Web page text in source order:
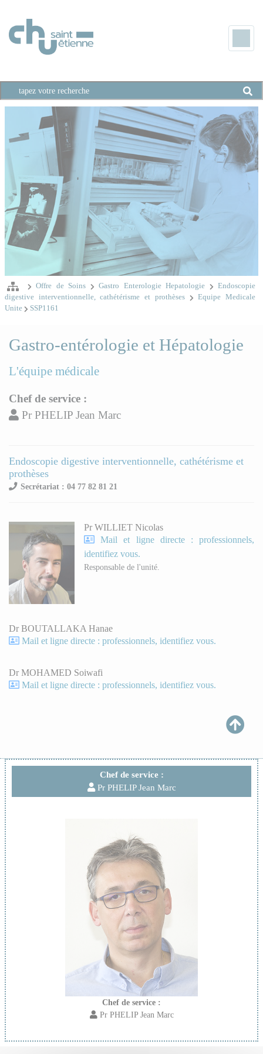
Offre de Soins Gastro Enterologie Hepatologie
Endoscopie
digestive interventionnelle, cathétérisme et prothèses
Equipe Medicale
Unite
SSP1161
Chef de service :
Pr PHELIP Jean Marc
Chef de service :
Pr PHELIP Jean Marc
Gastro-entérologie et Hépatologie
L'équipe médicale
Chef de service :
Pr PHELIP Jean Marc
Endoscopie digestive interventionnelle, cathétérisme et
prothèses
Secrétariat : 04 77 82 81 21
Pr WILLIET Nicolas
Mail et ligne directe : professionnels,
identifiez vous.
Responsable de l'unité.
Dr BOUTALLAKA Hanae
Mail et ligne directe : professionnels, identifiez vous.
Dr MOHAMED Soiwafi
Mail et ligne directe : professionnels, identifiez vous.